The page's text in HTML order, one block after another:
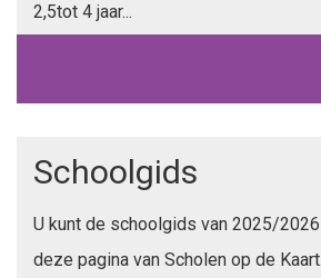
2,5tot 4 jaar...
Schoolgids
U kunt de schoolgids van 2025/
deze pagina van Scholen op de